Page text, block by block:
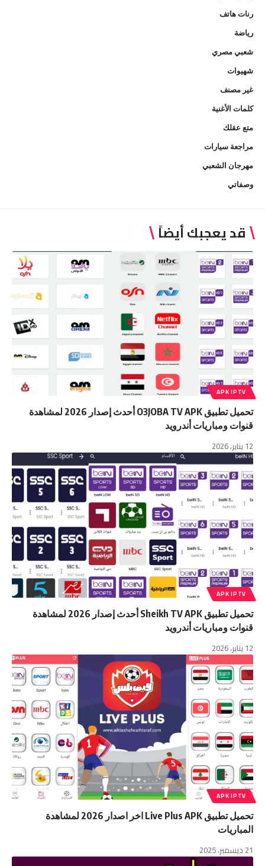
رنات هاتف
رياضة
شعبي مصري
شهيوات
غير مصنف
كلمات الأغنية
متع عقلك
مراجعة سيارات
مهرجان الشعبي
وصفاتي
قد يعجبك أيضاً
APK IPTV
تحميل تطبيق O3JOBA TV APK أحدث إصدار 2026 لمشاهدة
قنوات ومباريات أندرويد
12 يناير، 2026
APK IPTV
تحميل تطبيق Sheikh TV APK أحدث إصدار 2026 لمشاهدة
قنوات ومباريات أندرويد
12 يناير، 2026
APK IPTV
تحميل تطبيق Live Plus APK اخر اصدار 2026 لمشاهدة
المباريات
21 ديسمبر، 2025